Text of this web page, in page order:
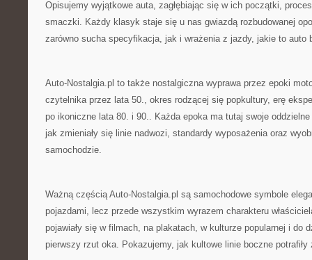
Opisujemy wyjątkowe auta, zagłębiając się w ich początki,
smaczki. Każdy klasyk staje się u nas gwiazdą rozbudowanej
zarówno sucha specyfikacja, jak i wrażenia z jazdy, jakie to auto
Auto-Nostalgia.pl to także nostalgiczna wyprawa przez epoki
czytelnika przez lata 50., okres rodzącej się popkultury, erę
po ikoniczne lata 80. i 90.. Każda epoka ma tutaj swoje
jak zmieniały się linie nadwozi, standardy wyposażenia oraz
samochodzie.
Ważną częścią Auto-Nostalgia.pl są samochodowe symbole
pojazdami, lecz przede wszystkim wyrazem charakteru
pojawiały się w filmach, na plakatach, w kulturze popularnej i do
pierwszy rzut oka. Pokazujemy, jak kultowe linie boczne